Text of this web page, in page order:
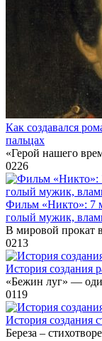
Как создавался
пальцах
«Герой нашего
0226
Фильм «Никто»: 7
голый мужик,
В мировой прокат
0213
История создания
«Бежин луг» —
0119
История создания
Береза –